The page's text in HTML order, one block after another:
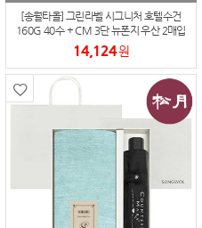
[송월타올] 그린라벨 시그니처 호텔수건
160G 40수 + CM 3단 뉴폰지 우산 2매입
세트
14,124원